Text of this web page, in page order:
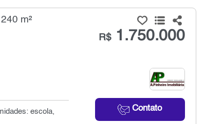
m²
R$1.750.000
Contato
escola,